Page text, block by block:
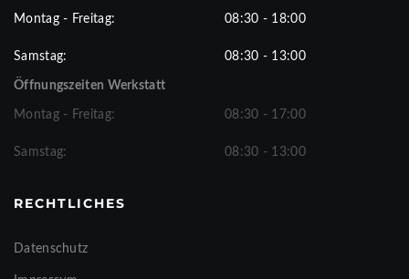
Montag - Freitag: 08:30 - 18:00
Samstag: 08:30 - 13:00
Öffnungszeiten Werkstatt
Montag - Freitag: 08:30 - 17:00
Samstag: 08:30 - 13:00
RECHTLICHES
Datenschutz